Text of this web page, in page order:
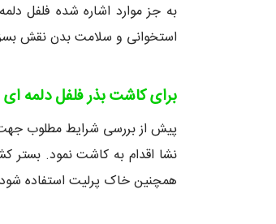
به جز موارد اشاره شده فلفل
استخوانی و سلامت بدن نقش
برای کاشت بذر فلفل دلمه
پیش از بررسی شرایط مطلوب جهت
نشا اقدام به کاشت نمود. بستر
همچنین خاک پرلیت استفاده